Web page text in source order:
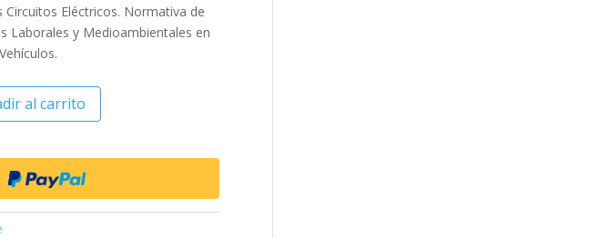
Eléctricos. Normativa de
Laborales y Medioambientales en
al carrito